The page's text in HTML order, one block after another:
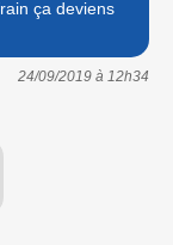
ça deviens
24/09/2019 à 12h34